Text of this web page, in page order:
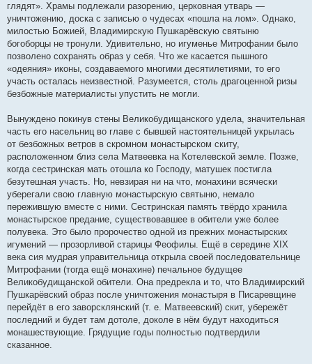
глядят». Храмы подлежали разорению, церковная утварь —
уничтожению, доска с записью о чудесах «пошла на лом». Однако,
милостью Божией, Владимирскую Пушкарёвскую святыню
богоборцы не тронули. Удивительно, но игуменье Митрофании было
позволено сохранять образ у себя. Что же касается пышного
«одеяния» иконы, создаваемого многими десятилетиями, то его
участь осталась неизвестной. Разумеется, столь драгоценной ризы
безбожные материалисты упустить не могли.
Вынуждено покинув стены Великобудищанского удела, значительная
часть его насельниц во главе с бывшей настоятельницей укрылась
от безбожных ветров в скромном монастырском скиту,
расположенном близ села Матвеевка на Котелевской земле. Позже,
когда сестринская мать отошла ко Господу, матушек постигла
безутешная участь. Но, невзирая ни на что, монахини всячески
уберегали свою главную монастырскую святыню, немало
пережившую вместе с ними. Сестринская память твёрдо хранила
монастырское предание, существовавшее в обители уже более
полувека. Это было пророчество одной из прежних монастырских
игумений — прозорливой старицы Феофилы. Ещё в середине ХIХ
века сия мудрая управительница открыла своей последовательнице
Митрофании (тогда ещё монахине) печальное будущее
Великобудищанской обители. Она предрекла и то, что Владимирский
Пушкарёвский образ после уничтожения монастыря в Писаревщине
перейдёт в его заворсклянский (т. е. Матвеевский) скит, убережёт
последний и будет там дотоле, доколе в нём будут находиться
монашествующие. Грядущие годы полностью подтвердили
сказанное.